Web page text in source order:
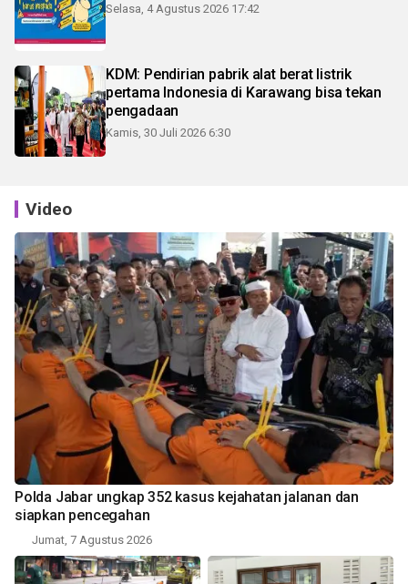
Selasa, 4 Agustus 2026 17:42
KDM: Pendirian pabrik alat berat listrik
pertama Indonesia di Karawang bisa tekan
pengadaan
Kamis, 30 Juli 2026 6:30
Video
Polda Jabar ungkap 352 kasus kejahatan jalanan dan
siapkan pencegahan
Jumat, 7 Agustus 2026